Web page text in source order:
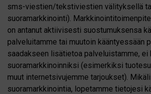
sms-viestien/tekstiviestien välityksellä
suoramarkkinointi).
on antanut aktiivisesti suostumuksensa
palveluitamme tai muutoin kääntyessään
saadakseen lisätietoa palveluistamme, ei
suoramarkkinoinniksi (esimerkiksi
muut internetsivujemme tarjoukset).
suoramarkkinointia, lopetamme tietojesi